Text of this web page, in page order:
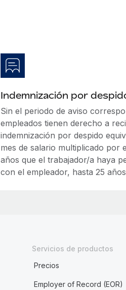
Indemnización por
Sin el periodo de aviso
empleados tienen derecho a
indemnización por despido
mes de salario multiplicado por
años que el trabajador/a haya
con el empleador, hasta 25
Servicios de productos
Precios
Employer of Record (EOR)